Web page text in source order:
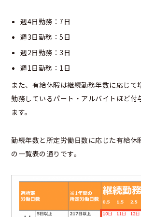
週4日勤務：7日
週3日勤務：5日
週2日勤務：3日
週1日勤務：1日
また、有給休暇は継続勤務年数に応じて
勤務しているパート・アルバイトほど付
ます。
勤続年数と所定労働日数に応じた有給休
の一覧表の通りです。